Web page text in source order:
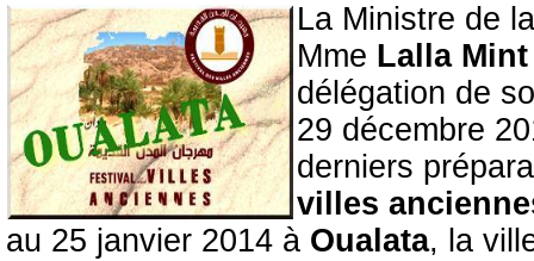
La Ministre de
Mme Lalla
délégation de
29 décembre
derniers
villes
au 25 janvier 2014 à Oualata, la